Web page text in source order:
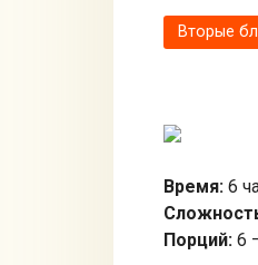
Вторые
Время: 6
Порций: 6